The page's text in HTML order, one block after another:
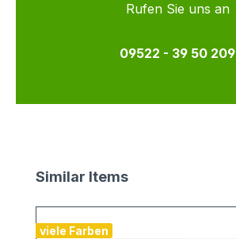
Rufen Sie uns an
09522 - 39 50 209
Produktgalerie überspringen
Similar Items
viele Farben